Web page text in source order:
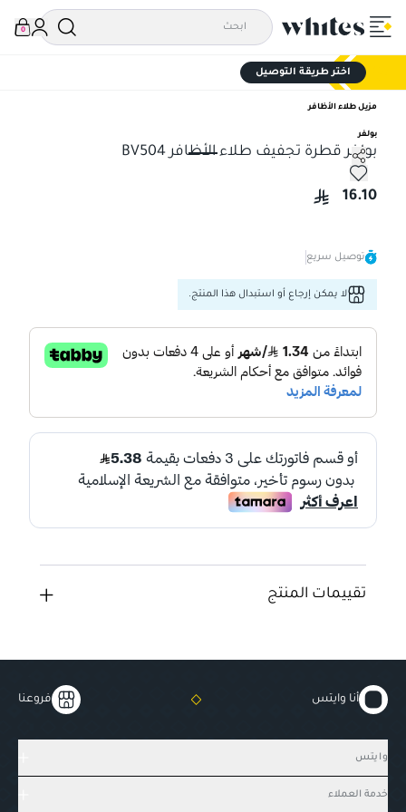
0
اختر طريقة التوصيل
مزيل طلاء الأظافر
بولفر
بولفر قطرة تجفيف طلاء الأظافر BV504
بولفر قطرة تجفيف طلاء الأظافر BV504
16.10
توصيل سريع
لا يمكن إرجاع أو استبدال هذا المنتج.
تقييمات المنتج
أنا وايتس فروعنا
وايتس
خدمة العملاء